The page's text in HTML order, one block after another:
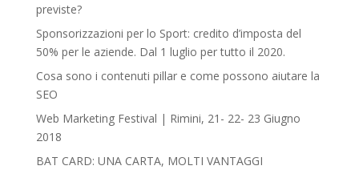
previste?
Sponsorizzazioni per lo Sport: credito d’imposta del
50% per le aziende. Dal 1 luglio per tutto il 2020.
Cosa sono i contenuti pillar e come possono aiutare la
SEO
Web Marketing Festival | Rimini, 21- 22- 23 Giugno
2018‎
BAT CARD: UNA CARTA, MOLTI VANTAGGI